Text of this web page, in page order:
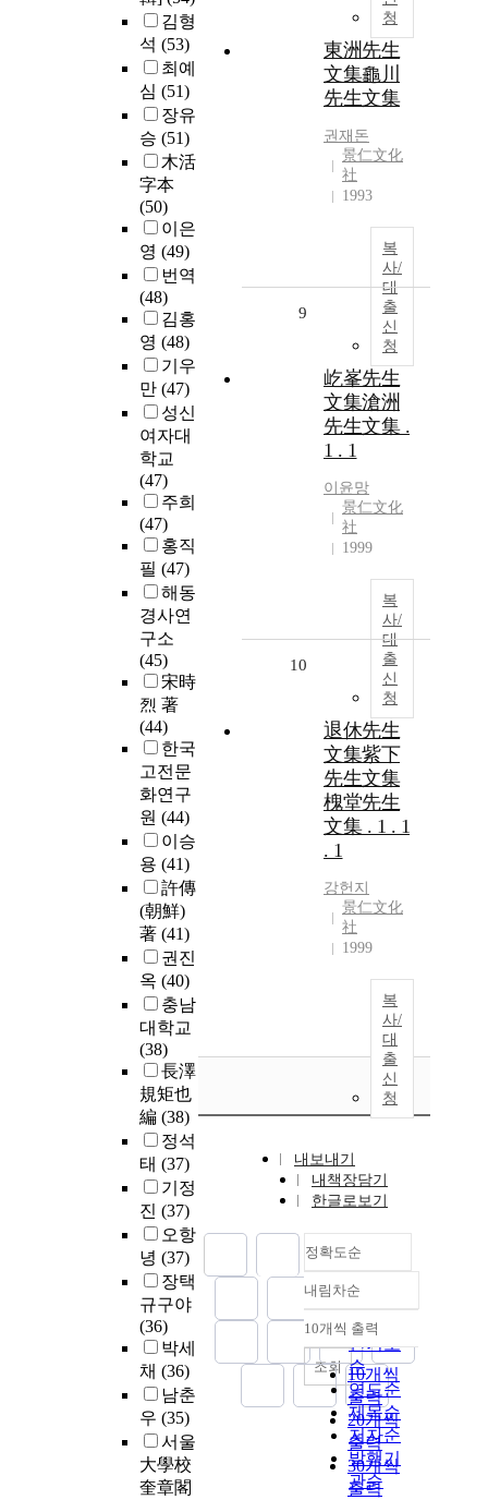
김형
석 (53)
최예
심 (51)
장유
승 (51)
木活
字本
(50)
이은
영 (49)
번역
(48)
김홍
영 (48)
기우
만 (47)
성신
여자대
학교
(47)
주희
(47)
홍직
필 (47)
해동
경사연
구소
(45)
宋時
烈 著
(44)
한국
고전문
화연구
원 (44)
이승
용 (41)
許傳
(朝鮮)
著 (41)
권진
옥 (40)
충남
대학교
(38)
長澤
規矩也
編 (38)
정석
태 (37)
기정
진 (37)
오항
녕 (37)
장택
규구야
(36)
박세
채 (36)
남춘
우 (35)
서울
大學校
奎章閣
청
東洲先生
文集龜川
先生文集
권재돈
景仁文化
社
1993
복
사/
대
출
신
청
9
屹峯先生
文集滄洲
先生文集 .
1 . 1
이윤망
景仁文化
社
1999
복
사/
대
출
신
청
10
退休先生
文集紫下
先生文集
槐堂先生
文集 . 1 . 1
. 1
강헌지
景仁文化
社
1999
복
사/
대
출
신
청
내보내기
내책장담기
한글로보기
정확도순
정확도
순
인기도
순
연도순
제목순
저자순
발행기
관순
내림차순
내림차순
10개씩 출력
10개씩
출력
20개씩
출력
30개씩
출력
조회